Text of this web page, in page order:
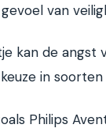
van
kan de angst
in
Philips